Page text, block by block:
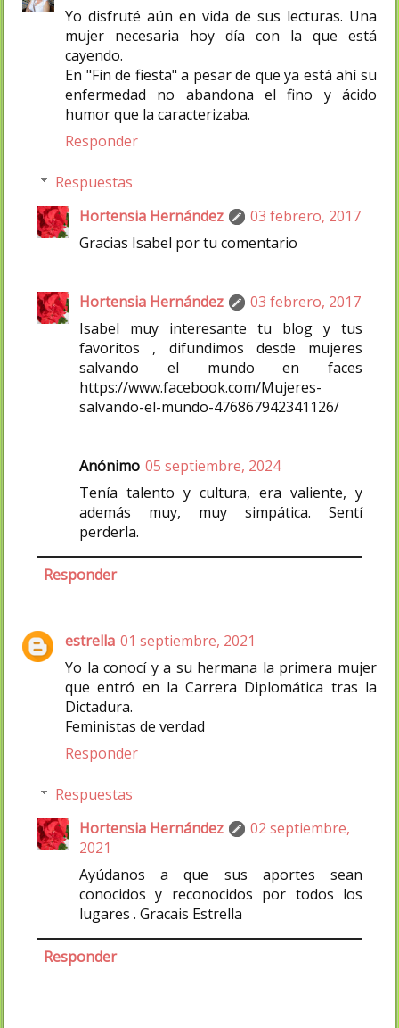
Yo disfruté aún en vida de sus lecturas. Una
mujer necesaria hoy día con la que está
cayendo.
En "Fin de fiesta" a pesar de que ya está ahí su
enfermedad no abandona el fino y ácido
humor que la caracterizaba.
Responder
Respuestas
Hortensia Hernández
03 febrero, 2017
Gracias Isabel por tu comentario
Hortensia Hernández
03 febrero, 2017
Isabel muy interesante tu blog y tus
favoritos , difundimos desde mujeres
salvando el mundo en faces
https://www.facebook.com/Mujeres-
salvando-el-mundo-476867942341126/
Anónimo 05 septiembre, 2024
Tenía talento y cultura, era valiente, y
además muy, muy simpática. Sentí
perderla.
Responder
estrella 01 septiembre, 2021
Yo la conocí y a su hermana la primera mujer
que entró en la Carrera Diplomática tras la
Dictadura.
Feministas de verdad
Responder
Respuestas
Hortensia Hernández
02 septiembre,
2021
Ayúdanos a que sus aportes sean
conocidos y reconocidos por todos los
lugares . Gracais Estrella
Responder